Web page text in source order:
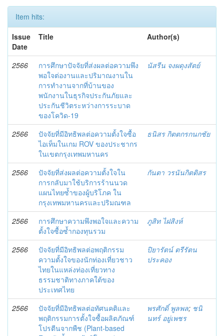
Item hits:
Issue
Date
Title Author(s)
2566
การศึกษาปัจจัยที่ส่งผลต่อความพึง
พอใจต่องานและปริมาณงานใน
การทำงานจากที่บ้านของ
พนักงานในธุรกิจประกันภัยและ
ประกันชีวิตระหว่างการระบาด
ของโควิด-19
นัสรีน จงผดุงสัตย์
2566
ปัจจัยที่มีอิทธิพลต่อความตั้งใจซื้อ
ไอเท็มในเกม ROV ของประชากร
ในเขตกรุงเทพมหานคร
ธนิสร กิตตกรกนกชัย
2566
ปัจจัยที่ส่งผลต่อความตั้งใจใน
การกลับมาใช้บริการร้านนวด
แผนไทยซ้ำของผู้บริโภค ใน
กรุงเทพมหานครและปริมณฑล
กันตา วรนันกิตติสร
2566
การศึกษาความพึงพอใจและความ
ตั้งใจซื้อซ้ำกองทุนรวม
ภูสิท ไฝสิงห์
2566
ปัจจัยที่มีอิทธิพลต่อพฤติกรรม
ความตั้งใจของนักท่องเที่ยวชาว
ไทยในแหล่งท่องเที่ยวทาง
ธรรมชาติทางภาคใต้ของ
ประเทศไทย
ปิยารัตน์ ตรีรัตน
ประคอง
2566
ปัจจัยที่มีอิทธิพลต่อทัศนคติและ
พฤติกรรมการตั้งใจซื้อผลิตภัณฑ์
โปรตีนจากพืช (Plant-based
พรศักดิ์ พูลพล; ชนิ
นทร์ อยู่เพชร